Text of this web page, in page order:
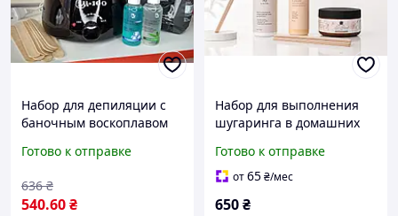
Набор для депиляции с
баночным воскоплавом
комплекте
Готово к отправке
540.60₴
636 ₴
Набор для выполнения
шугаринга в домашних
паста твердая
Готово к отправке
от65₴/мес
650₴